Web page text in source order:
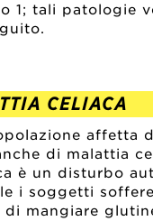
1; tali patologie
CELIACA
affetta
di malattia
è un disturbo
i soggetti
mangiare